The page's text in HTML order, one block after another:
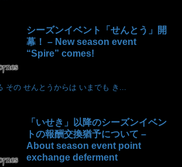
シーズンイベント「せんとう」開
幕！ – New season event
“Spire” comes!
その せんとうからは いまでも き...
「いせき」以降のシーズンイベン
トの報酬交換猶予について –
About season event point
exchange deferment